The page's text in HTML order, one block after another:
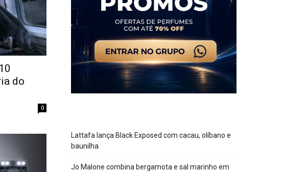
do
0
Lattafa lança Black Exposed com cacau, olíbano e
baunilha
Jo Malone combina bergamota e sal marinho em